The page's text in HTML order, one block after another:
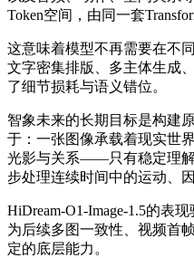
Token空间，由同一套
这意味着模型不再需要在不
文字密集排版、多主体生成
了细节损耗与语义错位。
智象未来的长期目标是构建
于：一张图像承载着现实世
光影与关系——只有稳定理
步处理连续时间中的运动、
HiDream-O1-Image-1.5的表
为后续多图一致性、视频首
定的底层能力。